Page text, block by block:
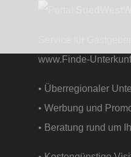
www.Finde-
• Überregionaler
• Werbung und
• Beratung rund um